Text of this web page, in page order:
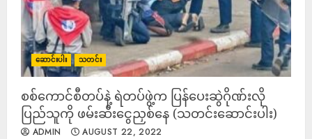
ဆောင်းပါး သတင်း
စစ်ကောင်စီတပ်နဲ့ ရဲတပ်ဖွဲ့က ပြန်ပေးဆွဲဂိုဏ်းလို
ပြည်သူကို ဖမ်းဆီးငွေညှစ်နေ (သတင်းဆောင်းပါး)
ADMIN AUGUST 22, 2022